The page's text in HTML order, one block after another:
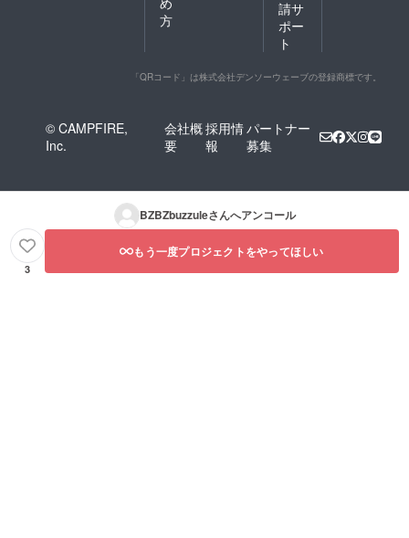
方
請サ
ポー
ト
「QRコード」は株式会社デンソーウェーブの登録商標です。
© CAMPFIRE,
Inc.
会社概
要
採用情
報
パートナー
募集
BZBZbuzzuleさんへアンコール
3
もう一度プロジェクトをやってほしい